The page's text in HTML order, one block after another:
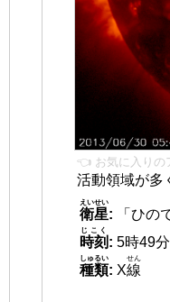
👈 お気に入りの
活動領域が多
衛星
えいせい
:
「ひの
時刻
じこく
: 5時49分
種類
しゅるい
: X線
せん